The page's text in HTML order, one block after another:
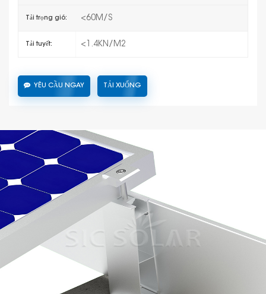
Tải trọng gió: <60M/S
Tải tuyết: <1.4KN/M2
YÊU CẦU NGAY TẢI XUỐNG